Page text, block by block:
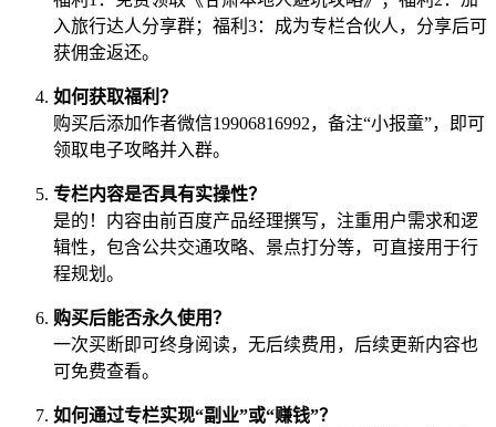
入旅行达人分享群；福利3：成为专栏合伙人，分享后可
获佣金返还。
如何获取福利？
购买后添加作者微信19906816992，备注“小报童”，即可
领取电子攻略并入群。
专栏内容是否具有实操性？
是的！内容由前百度产品经理撰写，注重用户需求和逻
辑性，包含公共交通攻略、景点打分等，可直接用于行
程规划。
购买后能否永久使用？
一次买断即可终身阅读，无后续费用，后续更新内容也
可免费查看。
如何通过专栏实现“副业”或“赚钱”？